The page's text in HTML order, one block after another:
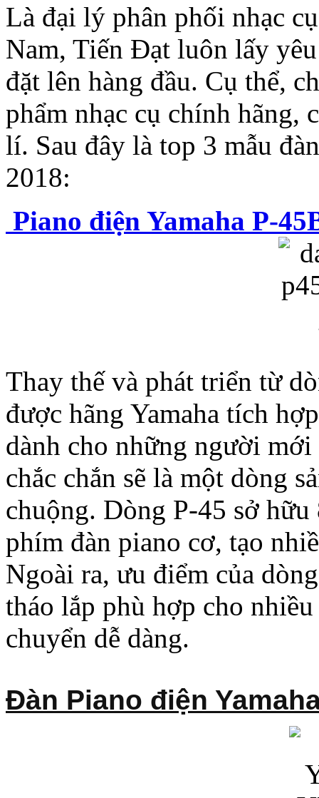
Là đại lý phân phối nhạc
Nam, Tiến Đạt luôn lấy
đặt lên hàng đầu. Cụ thể,
phẩm nhạc cụ chính hãng,
lí. Sau đây là top 3 mẫu
2018:
Piano điện Yamaha P-
Thay thế và phát triển từ
được hãng Yamaha tích
dành cho những người
chắc chắn sẽ là một dòng
chuộng. Dòng P-45 sở
phím đàn piano cơ, tạo
Ngoài ra, ưu điểm của
tháo lắp phù hợp cho
chuyển dễ dàng.
Đàn Piano điện